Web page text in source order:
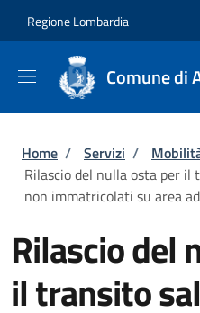
Regione Lombardia
Comune di
Briciole di
Home / Servizi /
Rilascio del nulla osta per
non immatricolati su area
Rilascio del
il transito